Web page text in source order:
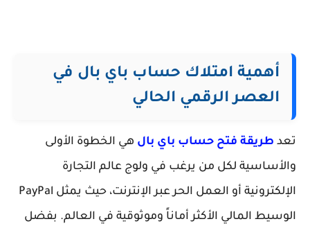
أهمية امتلاك حساب باي بال في
العصر الرقمي الحالي
تعد طريقة فتح حساب باي بال هي الخطوة الأولى
والأساسية لكل من يرغب في ولوج عالم التجارة
الإلكترونية أو العمل الحر عبر الإنترنت، حيث يمثل PayPal
الوسيط المالي الأكثر أماناً وموثوقية في العالم. بفضل